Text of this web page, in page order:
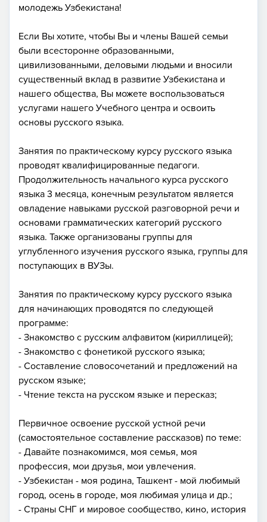
молодежь Узбекистана!
Если Вы хотите, чтобы Вы и члены Вашей семьи
были всесторонне образованными,
цивилизованными, деловыми людьми и вносили
существенный вклад в развитие Узбекистана и
нашего общества, Вы можете воспользоваться
услугами нашего Учебного центра и освоить
основы русского языка.
Занятия по практическому курсу русского языка
проводят квалифицированные педагоги.
Продолжительность начального курса русского
языка 3 месяца, конечным результатом является
овладение навыками русской разговорной речи и
основами грамматических категорий русского
языка. Также организованы группы для
углубленного изучения русского языка, группы для
поступающих в ВУЗы.
Занятия по практическому курсу русского языка
для начинающих проводятся по следующей
программе:
- Знакомство с русским алфавитом (кириллицей);
- Знакомство с фонетикой русского языка;
- Составление словосочетаний и предложений на
русском языке;
- Чтение текста на русском языке и пересказ;
Первичное освоение русской устной речи
(самостоятельное составление рассказов) по теме:
- Давайте познакомимся, моя семья, моя
профессия, мои друзья, мои увлечения.
- Узбекистан - моя родина, Ташкент - мой любимый
город, осень в городе, моя любимая улица и др.;
- Страны СНГ и мировое сообщество, кино, история